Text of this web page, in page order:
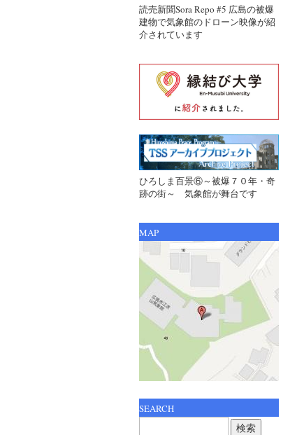
読売新聞Sora Repo #5 広島の被爆
建物で気象館のドローン映像が紹
介されています
ひろしま百景⑥～被爆７０年・奇
跡の街～ 気象館が舞台です
MAP
SEARCH